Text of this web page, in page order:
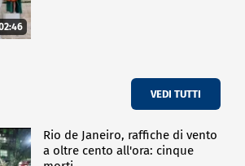
VEDI TUTTI
Rio de Janeiro, raffiche di vento
a oltre cento all'ora: cinque